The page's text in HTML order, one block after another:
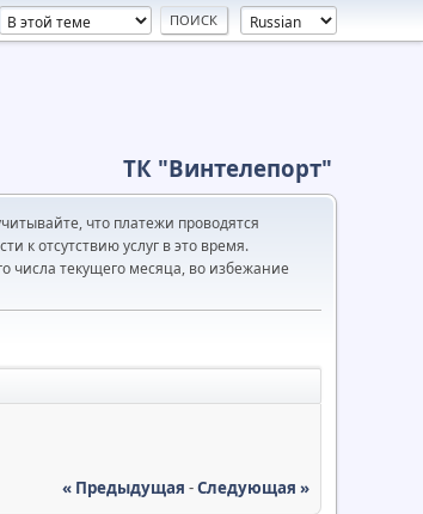
ТК "Винтелепорт"
что платежи проводятся
к отсутствию услуг в это время.
числа текущего месяца, во избежание
« Предыдущая -Следующая »